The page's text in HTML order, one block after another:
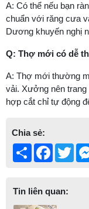
A: Có thể nếu bạn
chuẩn với răng cưa
Dương khuyến nghị
Q: Thợ mới có dễ
A: Thợ mới thường
vải. Xưởng nên
hợp cắt chỉ tự động
Chia sẻ:
Share
Tin liên quan: